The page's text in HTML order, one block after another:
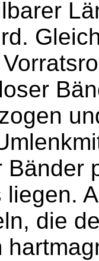
Bänder
liegen.
die